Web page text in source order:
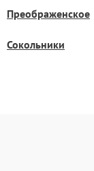
Преображенское
Сокольники